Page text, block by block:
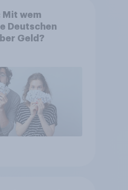
Mit wem
Deutschen
Geld?